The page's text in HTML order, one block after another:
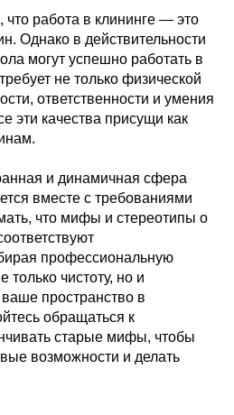
что работа в клининге — это
Однако в действительности
могут успешно работать в
не только физической
ответственности и умения
эти качества присущи как
и динамичная сфера
вместе с требованиями
что мифы и стереотипы о
профессиональную
только чистоту, но и
пространство в
обращаться к
старые мифы, чтобы
возможности и делать